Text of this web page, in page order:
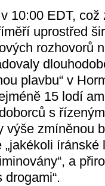
10:00 EDT,
uprostřed
rozhovorů
plavbu“ v
15 lodí
s
výše zmíněnou
a